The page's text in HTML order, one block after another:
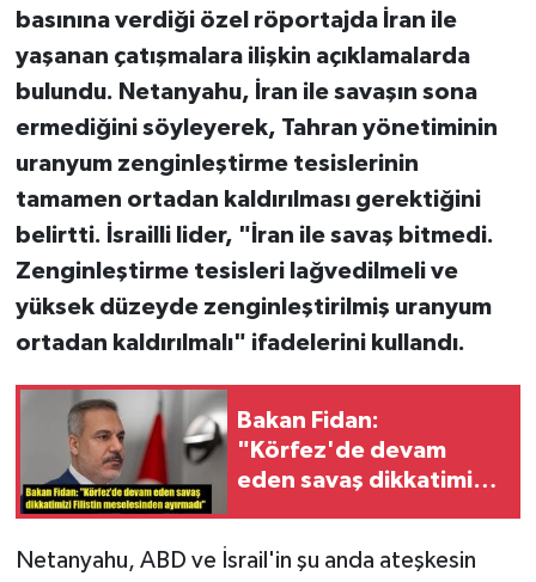
basınına verdiği özel röportajda İran ile
yaşanan çatışmalara ilişkin açıklamalarda
bulundu. Netanyahu, İran ile savaşın sona
ermediğini söyleyerek, Tahran yönetiminin
uranyum zenginleştirme tesislerinin
tamamen ortadan kaldırılması gerektiğini
belirtti. İsrailli lider, "İran ile savaş bitmedi.
Zenginleştirme tesisleri lağvedilmeli ve
yüksek düzeyde zenginleştirilmiş uranyum
ortadan kaldırılmalı" ifadelerini kullandı.
Bakan Fidan:
"Körfez'de devam
eden savaş dikkatimizi
Netanyahu, ABD ve İsrail'in şu anda ateşkesin